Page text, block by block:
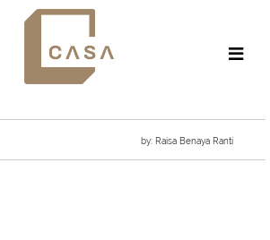
by: Raisa Benaya Ranti